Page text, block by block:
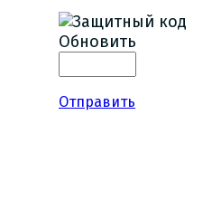
Обновить
Отправить